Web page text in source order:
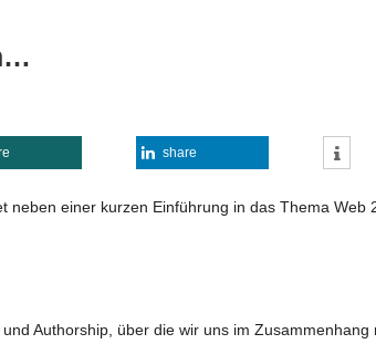
share
neben einer kurzen Einführung in das Thema
Authorship, über die wir uns im Zusammenhang